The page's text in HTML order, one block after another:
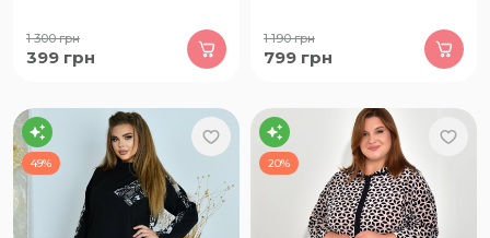
1 300грн
399 грн
1 190грн
799 грн
49% 20%